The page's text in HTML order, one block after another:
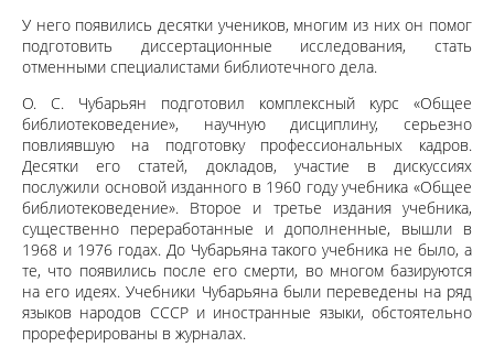
У него появились десятки учеников, многим из них он помог
подготовить диссертационные исследования, стать
отменными специалистами библиотечного дела.
О. С. Чубарьян подготовил комплексный курс «Общее
библиотековедение», научную дисциплину, серьезно
повлиявшую на подготовку профессиональных кадров.
Десятки его статей, докладов, участие в дискуссиях
послужили основой изданного в 1960 году учебника «Общее
библиотековедение». Второе и третье издания учебника,
существенно переработанные и дополненные, вышли в
1968 и 1976 годах. До Чубарьяна такого учебника не было, а
те, что появились после его смерти, во многом базируются
на его идеях. Учебники Чубарьяна были переведены на ряд
языков народов СССР и иностранные языки, обстоятельно
прореферированы в журналах.